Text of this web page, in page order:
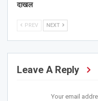
दाखल
PREV NEXT
Leave A Reply
Your email